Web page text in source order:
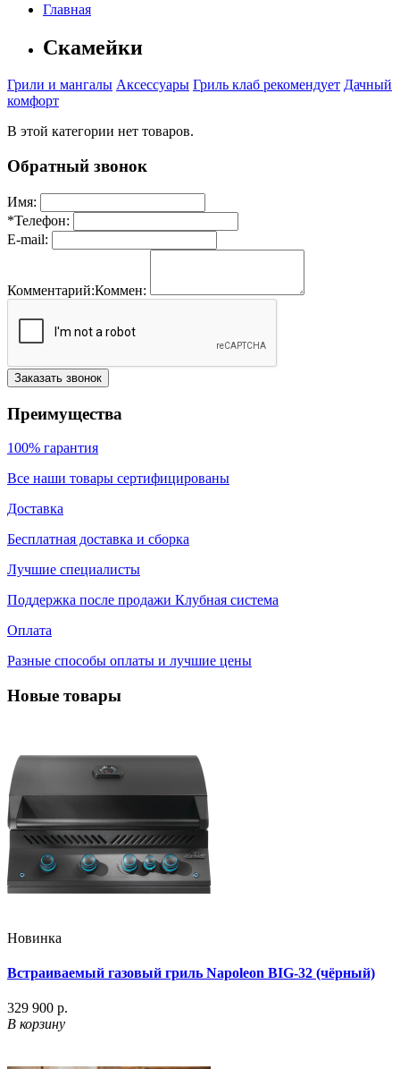
Главная
Скамейки
Грили и мангалы Аксессуары Гриль клаб рекомендует Дачный
комфорт
В этой категории нет товаров.
Обратный звонок
Имя:
*Телефон:
E-mail:
Комментарий:Коммен:
Заказать звонок
Преимущества
100% гарантия
Все наши товары сертифицированы
Доставка
Бесплатная доставка и сборка
Лучшие специалисты
Поддержка после продажи Клубная система
Оплата
Разные способы оплаты и лучшие цены
Новые товары
Новинка
Встраиваемый газовый гриль Napoleon BIG-32 (чёрный)
329 900 р.
В корзину